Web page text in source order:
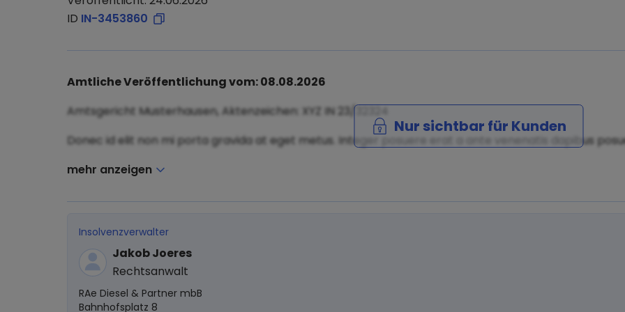
ID IN-3453860
Amtliche Veröffentlichung vom: 08.08.2026
Amtsgericht Musterhausen, Aktenzeichen: XYZ IN 23/32324
Donec id elit non mi porta gravida at eget metus. Integer posuere erat a ante venenatis dapibus
Nur sichtbar für Kunden
mehr anzeigen
Insolvenzverwalter
Jakob Joeres
Rechtsanwalt
RAe Diesel & Partner mbB
Bahnhofsplatz 8